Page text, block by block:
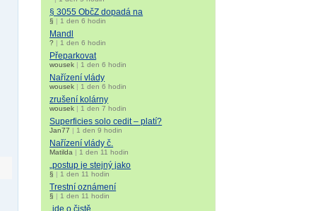
§ 3055 ObčZ dopadá na
§ | 1 den 6 hodin
Mandl
? | 1 den 6 hodin
Přeparkovat
wousek | 1 den 6 hodin
Nařízení vlády
wousek | 1 den 6 hodin
zrušení kolárny
wousek | 1 den 7 hodin
Superficies solo cedit – platí?
Jan77 | 1 den 9 hodin
Nařízení vlády č.
Matilda | 1 den 11 hodin
„postup je stejný jako
§ | 1 den 11 hodin
Trestní oznámení
§ 1 den 11 hodin